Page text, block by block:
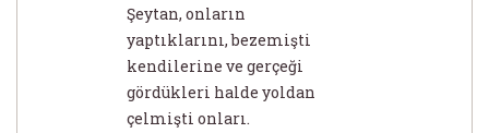
Şeytan, onların
yaptıklarını, bezemişti
kendilerine ve gerçeği
gördükleri halde yoldan
çelmişti onları.